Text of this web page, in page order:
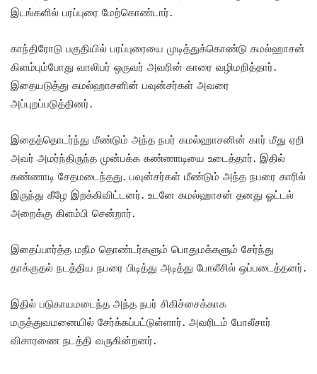
இடங்களில் பரப்புரை மேற்கொண்டார்.
காந்திரோடு பகுதியில் பரப்புரையை முடித்துக்கொண்டு கமல்ஹாசன்
கிளம்பும்போது வாலிபர் ஒருவர் அவரின் காரை வழிமறித்தார்.
இதையடுத்து கமல்ஹாசனின் பவுன்சர்கள் அவரை
அப்புறப்படுத்தினர்.
இதைத்தொடர்ந்து மீண்டும் அந்த நபர் கமல்ஹாசனின் கார் மீது ஏறி
அவர் அமர்ந்திருந்த முன்பக்க கண்ணாடியை உடைத்தார். இதில்
கண்ணாடி சேதமடைந்தது. பவுன்சர்கள் மீண்டும் அந்த நபரை காரில்
இருந்து கீழே இறக்கிவிட்டனர். உடனே கமல்ஹாசன் தனது ஓட்டல்
அறைக்கு கிளம்பி சென்றார்.
இதைப்பார்த்த மநீம தொண்டர்களும் பொதுமக்களும் சேர்ந்து
தாக்குதல் நடத்திய நபரை பிடித்து அடித்து போலீசில் ஒப்படைத்தனர்.
இதில் படுகாயமடைந்த அந்த நபர் சிகிச்சைக்காக
மருத்துவமனையில் சேர்க்கப்பட்டுள்ளார். அவரிடம் போலீசார்
விசாரணை நடத்தி வருகின்றனர்.